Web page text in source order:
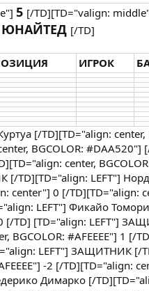
5 [/TD][TD="valign:
ЮНАЙТЕД [/TD]
ИГРОК
[/TD][TD="align: center,
BGCOLOR: #DAA520"]
center,
[/TD][TD="align: LEFT"]
center"] 0 [/TD][TD="align:
LEFT"] Фикайо
0 [/TD] [TD="align: LEFT"]
BGCOLOR: #AFEEEE"] 1 [/
LEFT"] ЗАЩИТНИК [/
-2 [/TD][TD="align:
Димарко [/